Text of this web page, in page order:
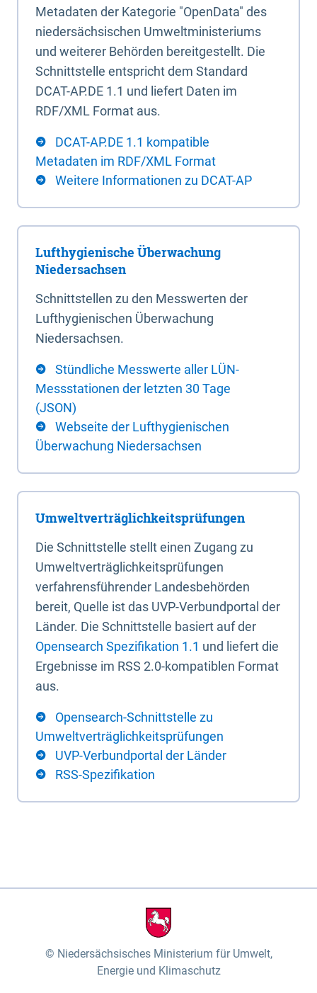
Metadaten der Kategorie "OpenData" des
niedersächsischen Umweltministeriums
und weiterer Behörden bereitgestellt. Die
Schnittstelle entspricht dem Standard
DCAT-AP.DE 1.1 und liefert Daten im
RDF/XML Format aus.
DCAT-AP.DE 1.1 kompatible
Metadaten im RDF/XML Format
Weitere Informationen zu DCAT-AP
Lufthygienische Überwachung
Niedersachsen
Schnittstellen zu den Messwerten der
Lufthygienischen Überwachung
Niedersachsen.
Stündliche Messwerte aller LÜN-
Messstationen der letzten 30 Tage
(JSON)
Webseite der Lufthygienischen
Überwachung Niedersachsen
Umweltverträglichkeitsprüfungen
Die Schnittstelle stellt einen Zugang zu
Umweltverträglichkeitsprüfungen
verfahrensführender Landesbehörden
bereit, Quelle ist das UVP-Verbundportal der
Länder. Die Schnittstelle basiert auf der
Opensearch Spezifikation 1.1 und liefert die
Ergebnisse im RSS 2.0-kompatiblen Format
aus.
Opensearch-Schnittstelle zu
Umweltverträglichkeitsprüfungen
UVP-Verbundportal der Länder
RSS-Spezifikation
Niedersächsisches Ministerium für Umwelt,
Energie und Klimaschutz